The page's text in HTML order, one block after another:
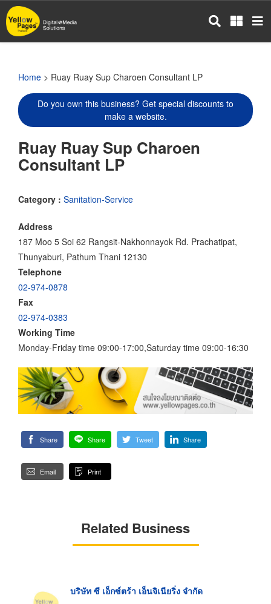
Skip
to
main
Home > Ruay Ruay Sup Charoen Consultant LP
Do you own this business? Get special discounts to
make a website.
Ruay Ruay Sup Charoen
Consultant LP
Category : Sanitation-Service
Address
187 Moo 5 Soi 62 Rangsit-Nakhonnayok Rd. Prachatipat,
Thunyaburi, Pathum Thani 12130
Telephone
02-974-0878
Fax
02-974-0383
Working Time
Monday-Friday time 09:00-17:00,Saturday time 09:00-16:30
Share Share Tweet Share
Email Print
Related Business
บริษัท ซี เอ็กซ์ตร้า เอ็นจิเนียริ่ง จำกัด